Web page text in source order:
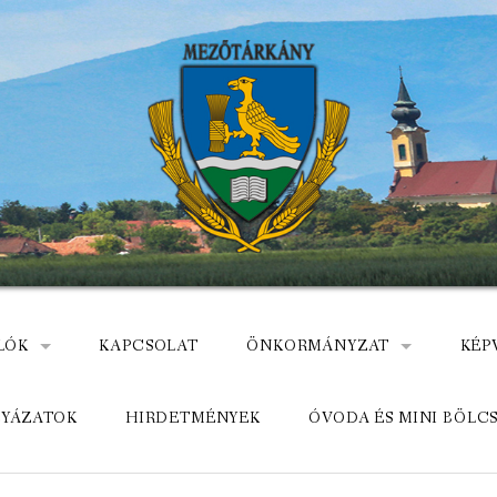
HEVES MEGYÉBEN, MEZÕTÁRKÁNYON
KAPCSOLAT ÖNKORMÁNYZAT
KÖZADATKERESŐ
HIRDETMÉNYEK ÓVODA ÉS MINI